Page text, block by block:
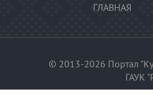
ГЛАВНАЯ
© 2013-2026 Портал
ГАУК